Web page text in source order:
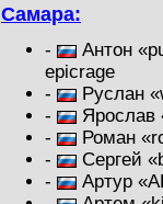
Самара:
-
Антон
epicrage
-
Руслан
-
Ярослав
-
Роман
-
Сергей
-
Артур